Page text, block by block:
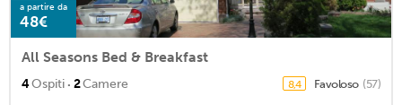
a partire da
48€
All Seasons Bed & Breakfast
4Ospiti · 2Camere 8,4 Favoloso (57)